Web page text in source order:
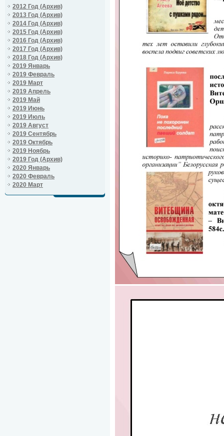
2012 Год (Архив)
2013 Год (Архив)
2014 Год (Архив)
2015 Год (Архив)
2016 Год (Архив)
2017 Год (Архив)
2018 Год (Архив)
2019 Январь
2019 Февраль
2019 Март
2019 Апрель
2019 Май
2019 Июнь
2019 Июль
2019 Август
2019 Сентябрь
2019 Октябрь
2019 Ноябрь
2019 Год (Архив)
2020 Январь
2020 Февраль
2020 Март